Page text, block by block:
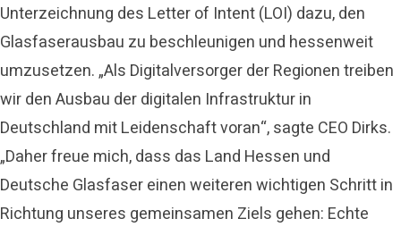
Unterzeichnung des Letter of Intent (LOI) dazu, den
Glasfaserausbau zu beschleunigen und hessenweit
umzusetzen. „Als Digitalversorger der Regionen treiben
wir den Ausbau der digitalen Infrastruktur in
Deutschland mit Leidenschaft voran“, sagte CEO Dirks.
„Daher freue mich, dass das Land Hessen und
Deutsche Glasfaser einen weiteren wichtigen Schritt in
Richtung unseres gemeinsamen Ziels gehen: Echte